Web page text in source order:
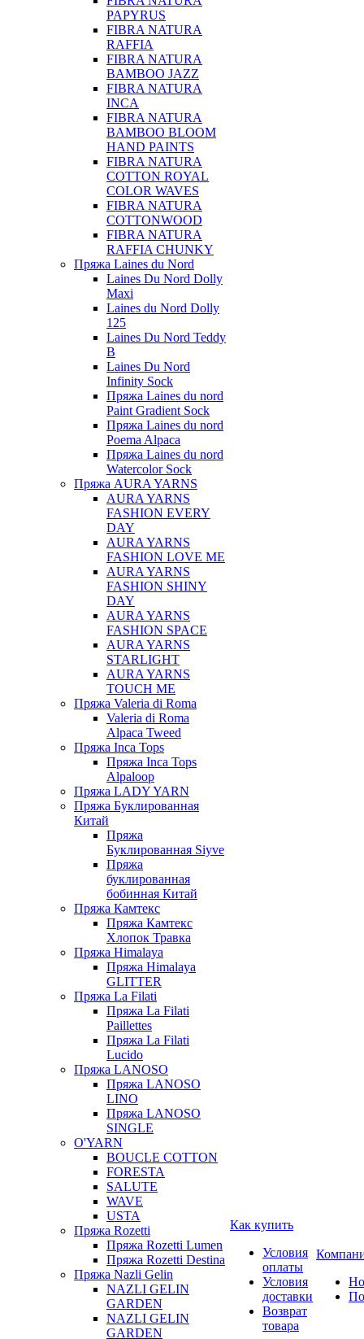
PAPYRUS
FIBRA NATURA
RAFFIA
FIBRA NATURA
BAMBOO JAZZ
FIBRA NATURA
INCA
FIBRA NATURA
BAMBOO BLOOM
HAND PAINTS
FIBRA NATURA
COTTON ROYAL
COLOR WAVES
FIBRA NATURA
COTTONWOOD
FIBRA NATURA
RAFFIA CHUNKY
Пряжа Laines du Nord
Laines Du Nord Dolly
Maxi
Laines du Nord Dolly
125
Laines Du Nord Teddy
B
Laines Du Nord
Infinity Sock
Пряжа Laines du nord
Paint Gradient Sock
Пряжа Laines du nord
Poema Alpaca
Пряжа Laines du nord
Watercolor Sock
Пряжа AURA YARNS
AURA YARNS
FASHION EVERY
DAY
AURA YARNS
FASHION LOVE ME
AURA YARNS
FASHION SHINY
DAY
AURA YARNS
FASHION SPACE
AURA YARNS
STARLIGHT
AURA YARNS
TOUCH ME
Пряжа Valeria di Roma
Valeria di Roma
Alpaca Tweed
Пряжа Inca Tops
Пряжа Inca Tops
Alpaloop
Пряжа LADY YARN
Пряжа Буклированная
Китай
Пряжа
Буклированная Siyve
Пряжа
буклированная
бобинная Китай
Пряжа Камтекс
Пряжа Камтекс
Хлопок Травка
Пряжа Himalaya
Пряжа Himalaya
GLITTER
Пряжа La Filati
Пряжа La Filati
Paillettes
Пряжа La Filati
Lucido
Пряжа LANOSO
Пряжа LANOSO
LINO
Пряжа LANOSO
SINGLE
O'YARN
BOUCLE COTTON
FORESTA
SALUTE
WAVE
USTA
Пряжа Rozetti
Пряжа Rozetti Lumen
Пряжа Rozetti Destina
Пряжа Nazli Gelin
NAZLI GELIN
GARDEN
NAZLI GELIN
GARDEN
Как купить
Условия
оплаты
Условия
доставки
Возврат
товара